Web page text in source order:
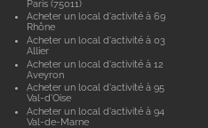
Paris (75011)
Acheter un local d'activité à 69
Rhône
Acheter un local d'activité à 03
Allier
Acheter un local d'activité à 12
Aveyron
Acheter un local d'activité à 95
Val-d'Oise
Acheter un local d'activité à 94
Val-de-Marne